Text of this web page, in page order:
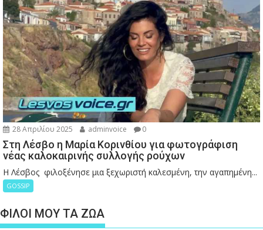
28 Απριλίου 2025 adminvoice 0
Στη Λέσβο η Μαρία Κορινθίου για φωτογράφιση
νέας καλοκαιρινής συλλογής ρούχων
Η Λέσβος φιλοξένησε μια ξεχωριστή καλεσμένη, την αγαπημένη...
GOSSIP
ΦΙΛΟΙ ΜΟΥ ΤΑ ΖΩΑ